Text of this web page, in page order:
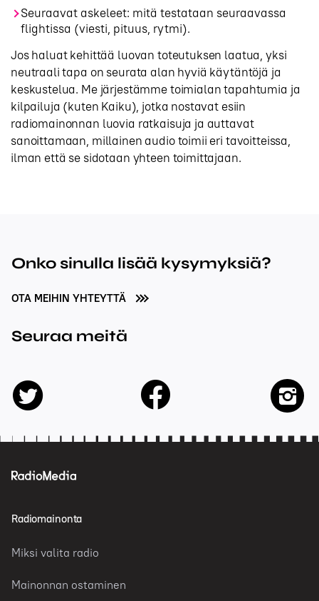
Seuraavat askeleet: mitä testataan seuraavassa
flightissa (viesti, pituus, rytmi).
Jos haluat kehittää luovan toteutuksen laatua, yksi
neutraali tapa on seurata alan hyviä käytäntöjä ja
keskustelua. Me järjestämme toimialan tapahtumia ja
kilpailuja (kuten Kaiku), jotka nostavat esiin
radiomainonnan luovia ratkaisuja ja auttavat
sanoittamaan, millainen audio toimii eri tavoitteissa,
ilman että se sidotaan yhteen toimittajaan.
Onko sinulla lisää kysymyksiä?
OTA MEIHIN YHTEYTTÄ
Seuraa meitä
twitter facebook
Radiomainonta
Miksi valita radio
Mainonnan ostaminen